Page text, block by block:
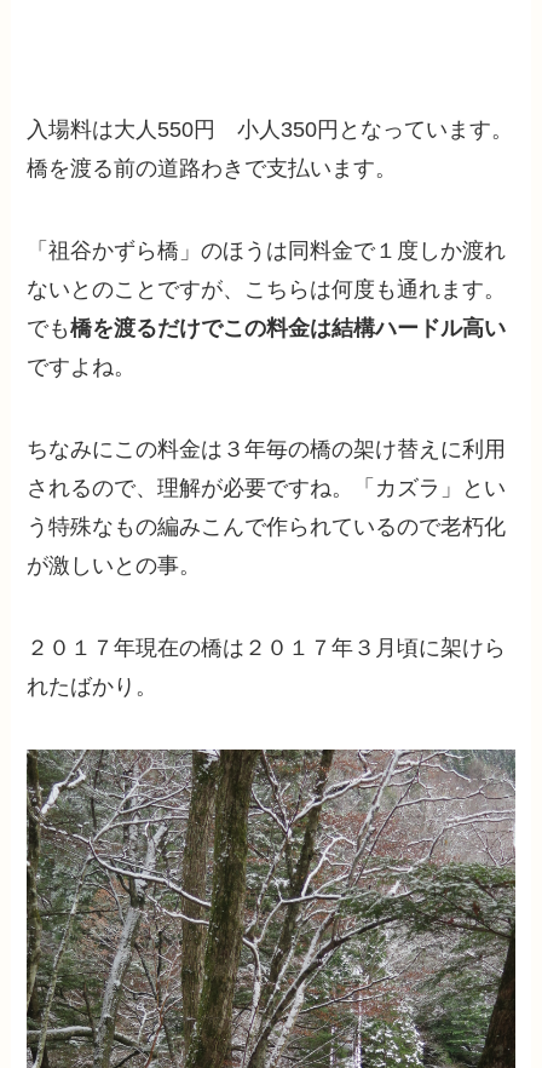
入場料は大人550円 小人350円となっています。
橋を渡る前の道路わきで支払います。
「祖谷かずら橋」のほうは同料金で１度しか渡れ
ないとのことですが、こちらは何度も通れます。
でも橋を渡るだけでこの料金は結構ハードル高い
ですよね。
ちなみにこの料金は３年毎の橋の架け替えに利用
されるので、理解が必要ですね。「カズラ」とい
う特殊なもの編みこんで作られているので老朽化
が激しいとの事。
２０１７年現在の橋は２０１７年３月頃に架けら
れたばかり。